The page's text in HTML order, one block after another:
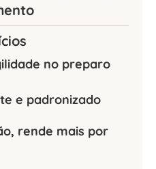
no preparo
e padronizado
rende mais por